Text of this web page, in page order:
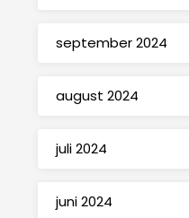
september 2024
august 2024
juli 2024
juni 2024